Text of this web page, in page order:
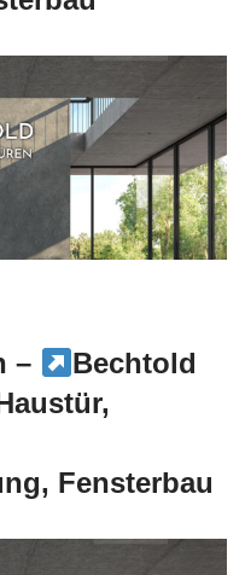
–
Bechtold
Fensterbau